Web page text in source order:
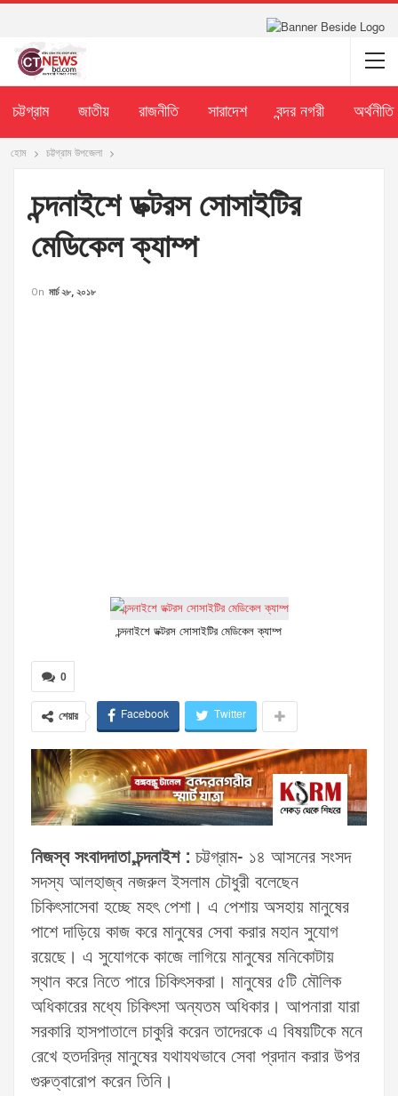
চট্টগ্রাম জাতীয় রাজনীতি সারাদেশ বন্দর নগরী অর্থনীতি
হোম চট্টগ্রাম উপজেলা
চন্দনাইশে ডক্টরস সোসাইটির
মেডিকেল ক্যাম্প
On মার্চ ২৮, ২০১৮
চন্দনাইশে ডক্টরস সোসাইটির মেডিকেল ক্যাম্প
0
শেয়ার Facebook Twitter
নিজস্ব সংবাদদাতা,চন্দনাইশ : চট্টগ্রাম- ১৪ আসনের সংসদ
সদস্য আলহাজ্ব নজরুল ইসলাম চৌধুরী বলেছেন
চিকিৎসাসেবা হচ্ছে মহৎ পেশা। এ পেশায় অসহায় মানুষের
পাশে দাড়িয়ে কাজ করে মানুষের সেবা করার মহান সুযোগ
রয়েছে। এ সুযোগকে কাজে লাগিয়ে মানুষের মনিকোটায়
স্থান করে নিতে পারে চিকিৎসকরা। মানুষের ৫টি মৌলিক
অধিকারের মধ্যে চিকিৎসা অন্যতম অধিকার। আপনারা যারা
সরকারি হাসপাতালে চাকুরি করেন তাদেরকে এ বিষয়টিকে মনে
রেখে হতদরিদ্র মানুষের যথাযথভাবে সেবা প্রদান করার উপর
গুরুত্বারোপ করেন তিনি।